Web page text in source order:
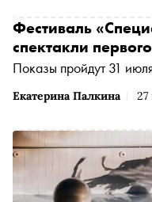
Белякин, Трофимова
встретился с
которого это уже
2023 он ставил «В
спустя пушкинских
Екатерина Палкина 27
Фестиваль
спектакли
Показы пройдут 31